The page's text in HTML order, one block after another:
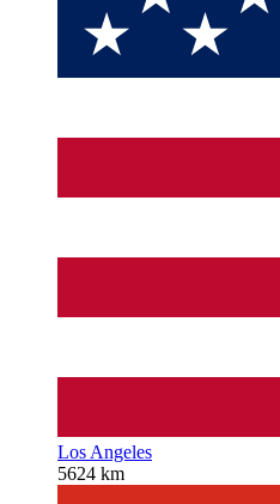
Los Angeles
5624 km